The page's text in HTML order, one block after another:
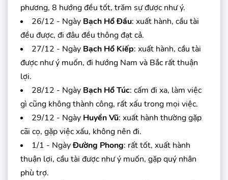
phương, 8 hướng đều tốt, trăm sự được như ý.
26/12 - Ngày Bạch Hổ Đầu: xuất hành, cầu tài
đều được, đi đâu đều thông đạt cả.
27/12 - Ngày Bạch Hổ Kiếp: xuất hành, cầu tài
được như ý muốn, đi hướng Nam và Bắc rất thuận
lợi.
28/12 - Ngày Bạch Hổ Túc: cấm đi xa, làm việc
gì cũng không thành công, rất xấu trong mọi việc.
29/12 - Ngày Huyền Vũ: xuất hành thường gặp
cãi cọ, gặp việc xấu, không nên đi.
1/1 - NgàyĐường Phong: rất tốt, xuất hành
thuận lợi, cầu tài được như ý muốn, gặp quý nhân
phù trợ.